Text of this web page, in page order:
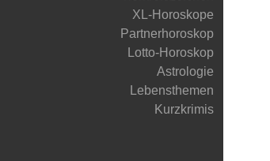
XL-Horoskope
Partnerhoroskop
Lotto-Horoskop
Astrologie
Lebensthemen
Kurzkrimis